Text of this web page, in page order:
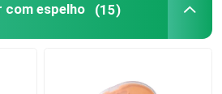
com espelho (15)